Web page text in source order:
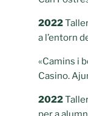
2022
a l’entorn
«Camins i
Casino.
2022